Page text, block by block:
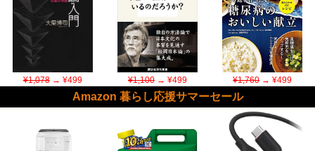
¥1,078→ ¥499 ¥1,100→ ¥499 ¥1,760→ ¥499
Amazon 暮らし応援サマーセール